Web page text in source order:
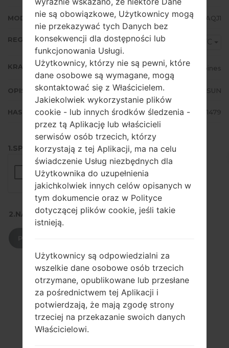
MODEM/CP WERSJA J200GUDXU3AQJ1
REGION XTC
KRAJ Philippines
OPIS Globe, ABS-CBN, Smart, SUN
HASH fee4f9ec92768d21699c2774ae261479
1.SPRAWDŹ RECAPTCHA
2.NACIŚNIJ, ABY POBRAĆ
nie są obowiązkowe, Użytkownicy mogą
nie przekazywać tych Danych bez
konsekwencji dla dostępności lub
funkcjonowania Usługi.
Użytkownicy, którzy nie są pewni, które
dane osobowe są wymagane, mogą
skontaktować się z Właścicielem.
Jakiekolwiek wykorzystanie plików
cookie - lub innych środków śledzenia -
przez tą Aplikację lub właścicieli
serwisów osób trzecich, którzy
korzystają z tej Aplikacji, ma na celu
świadczenie Usług niezbędnych dla
Użytkownika do uzupełnienia
jakichkolwiek innych celów opisanych w
tym dokumencie oraz w Polityce
dotyczącej plików cookie, jeśli takie
istnieją.
Użytkownicy są odpowiedzialni za
wszelkie dane osobowe osób trzecich
otrzymane, opublikowane lub przesłane
za pośrednictwem tej Aplikacji i
potwierdzają, że mają zgodę strony
trzeciej na przekazanie swoich danych
Właścicielowi.